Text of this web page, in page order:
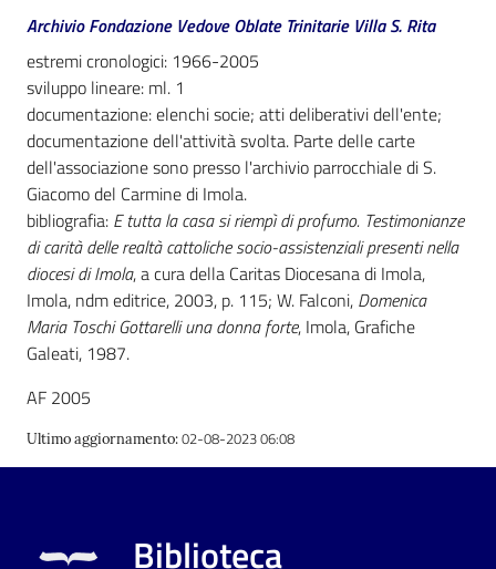
Casa
Piani
Archivio
storico
Menu selezionato
Decentrate
Patto
per
la
lettura
Seguici
Archivio Fondazione Vedove Oblate Trinitarie Villa S. Rita
estremi cronologici: 1966-2005
sviluppo lineare: ml. 1
documentazione: elenchi socie; atti deliberativi dell'ente;
documentazione dell'attività svolta. Parte delle carte
dell'associazione sono presso l'archivio parrocchiale di S.
Giacomo del Carmine di Imola.
bibliografia: E tutta la casa si riempì di profumo. Testimonianze
di carità delle realtà cattoliche socio-assistenziali presenti nella
diocesi di Imola, a cura della Caritas Diocesana di Imola,
Imola, ndm editrice, 2003, p. 115; W. Falconi, Domenica
Maria Toschi Gottarelli una donna forte, Imola, Grafiche
Galeati, 1987.
AF 2005
Ultimo aggiornamento:02-08-2023 06:08
Biblioteca